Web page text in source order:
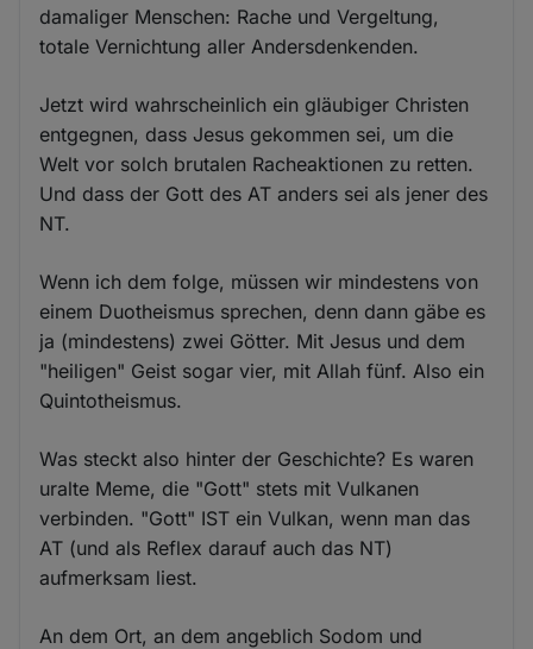
damaliger Menschen: Rache und Vergeltung,
totale Vernichtung aller Andersdenkenden.
Jetzt wird wahrscheinlich ein gläubiger Christen
entgegnen, dass Jesus gekommen sei, um die
Welt vor solch brutalen Racheaktionen zu retten.
Und dass der Gott des AT anders sei als jener des
NT.
Wenn ich dem folge, müssen wir mindestens von
einem Duotheismus sprechen, denn dann gäbe es
ja (mindestens) zwei Götter. Mit Jesus und dem
"heiligen" Geist sogar vier, mit Allah fünf. Also ein
Quintotheismus.
Was steckt also hinter der Geschichte? Es waren
uralte Meme, die "Gott" stets mit Vulkanen
verbinden. "Gott" IST ein Vulkan, wenn man das
AT (und als Reflex darauf auch das NT)
aufmerksam liest.
An dem Ort, an dem angeblich Sodom und